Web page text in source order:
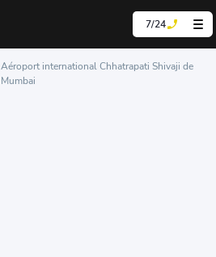
7/24
Aéroport international Chhatrapati Shivaji de
Mumbai